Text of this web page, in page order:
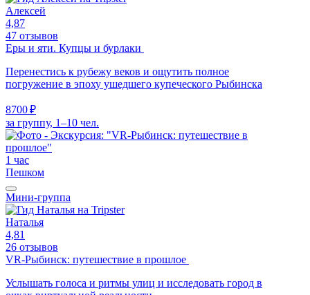
Алексей
4,87
47 отзывов
Еры и яти. Купцы и бурлаки
Перенестись к рубежу веков и ощутить полное
погружение в эпоху ушедшего купеческого Рыбинска
8700 ₽
за группу, 1–10 чел.
1 час
Пешком
Мини-группа
Наталья
4,81
26 отзывов
VR-Рыбинск: путешествие в прошлое
Услышать голоса и ритмы улиц и исследовать город в